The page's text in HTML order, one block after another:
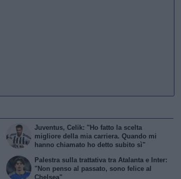
Juventus, Celik: "Ho fatto la scelta
migliore della mia carriera. Quando mi
hanno chiamato ho detto subito sì"
Palestra sulla trattativa tra Atalanta e Inter:
"Non penso al passato, sono felice al
Chelsea"